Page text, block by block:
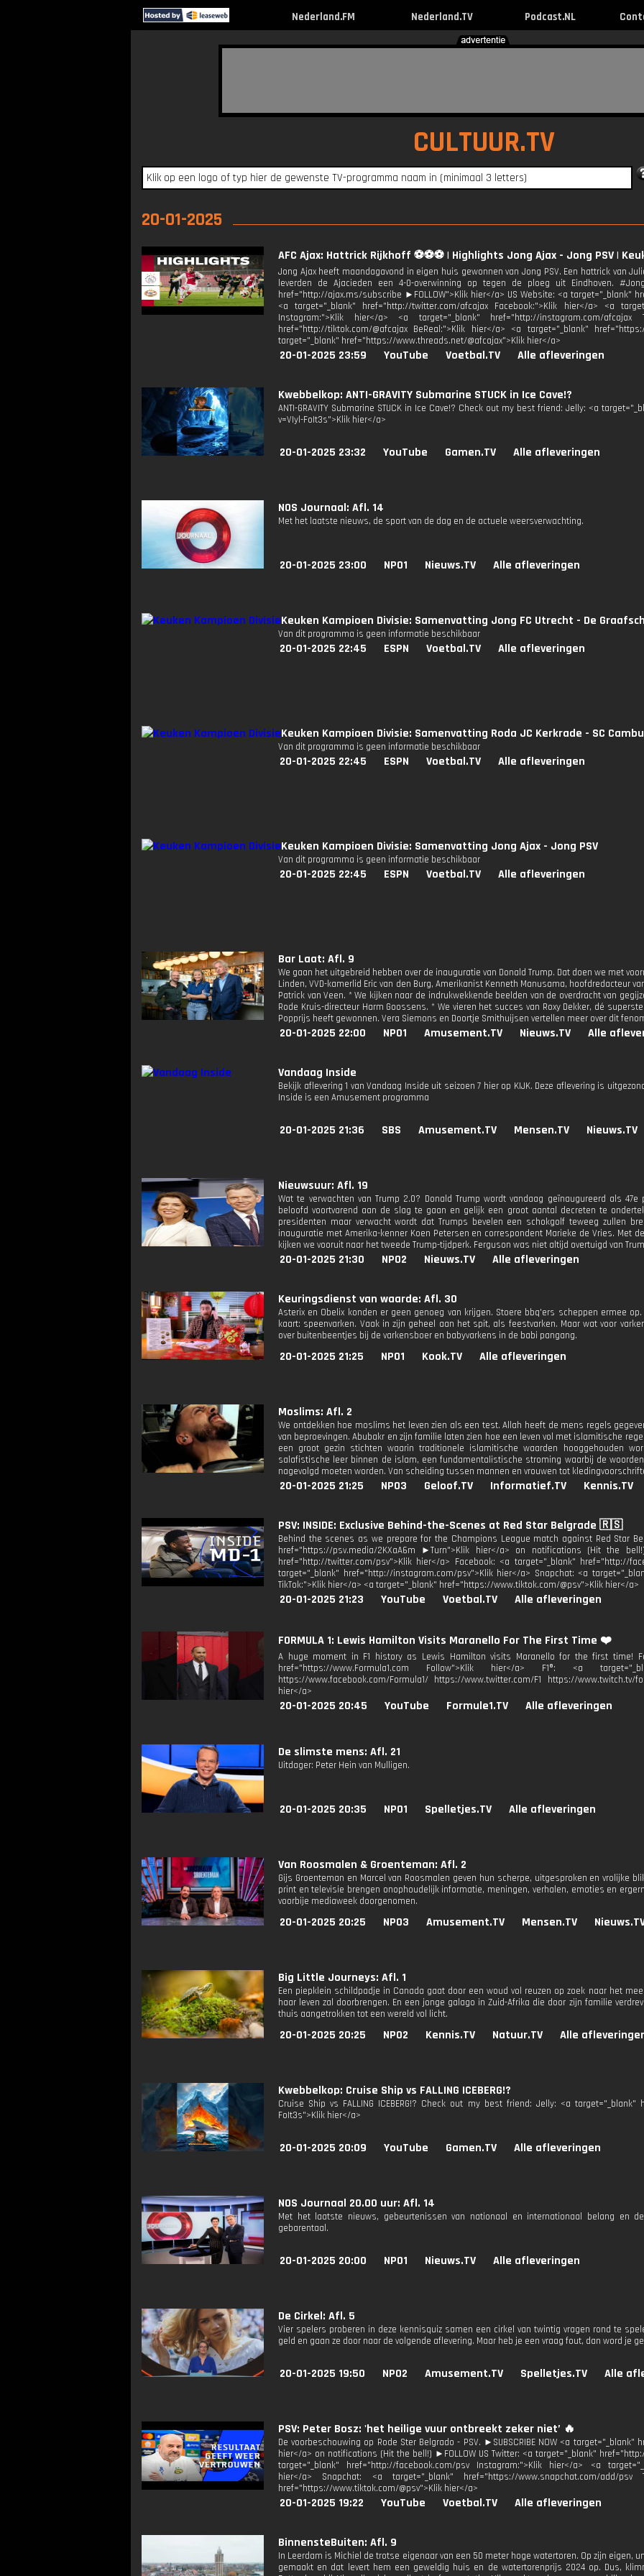
Nederland.FM Nederland.TV Podcast.NL
CULTUUR.TV
20-01-2025
AFC Ajax: Hattrick Rijkhoff ⚽⚽⚽ | Highlights Jong Ajax - Jong PSV |
Jong Ajax heeft maandagavond in eigen huis gewonnen van Jong PSV. Een hattrick van
leverden de Ajacieden een 4-0-overwinning op tegen de ploeg uit Eindhoven.
href="http://ajax.ms/subscribe ►FOLLOW">Klik hier</a> US Website: <a target="_blank"
<a target="_blank" href="http://twitter.com/afcajax Facebook:">Klik hier</a> <a
Instagram:">Klik hier</a> <a target="_blank" href="http://instagram.com/afcajax
href="http://tiktok.com/@afcajax BeReal:">Klik hier</a> <a target="_blank"
target="_blank" href="https://www.threads.net/@afcajax">Klik hier</a>
20-01-2025 23:59 YouTube Voetbal.TV Alle afleveringen
Kwebbelkop: ANTI-GRAVITY Submarine STUCK in Ice Cave!?
ANTI-GRAVITY Submarine STUCK in Ice Cave!? Check out my best friend: Jelly: <a
v=VIyl-FoIt3s">Klik hier</a>
20-01-2025 23:32 YouTube Gamen.TV Alle afleveringen
NOS Journaal: Afl. 14
Met het laatste nieuws, de sport van de dag en de actuele weersverwachting.
20-01-2025 23:00 NPO1 Nieuws.TV Alle afleveringen
Keuken Kampioen Divisie: Samenvatting Jong FC Utrecht - De
Van dit programma is geen informatie beschikbaar
20-01-2025 22:45 ESPN Voetbal.TV Alle afleveringen
Keuken Kampioen Divisie: Samenvatting Roda JC Kerkrade - SC
Van dit programma is geen informatie beschikbaar
20-01-2025 22:45 ESPN Voetbal.TV Alle afleveringen
Keuken Kampioen Divisie: Samenvatting Jong Ajax - Jong PSV
Van dit programma is geen informatie beschikbaar
20-01-2025 22:45 ESPN Voetbal.TV Alle afleveringen
Bar Laat: Afl. 9
We gaan het uitgebreid hebben over de inauguratie van Donald Trump. Dat doen we met
Linden, VVD-kamerlid Eric van den Burg, Amerikanist Kenneth Manusama, hoofdredacteur
Patrick van Veen. * We kijken naar de indrukwekkende beelden van de overdracht van
Rode Kruis-directeur Harm Goossens. * We vieren het succes van Roxy Dekker, dé
Popprijs heeft gewonnen. Vera Siemons en Doortje Smithuijsen vertellen meer over dit
20-01-2025 22:00 NPO1 Amusement.TV Nieuws.TV Alle
Vandaag Inside
Bekijk aflevering 1 van Vandaag Inside uit seizoen 7 hier op KIJK. Deze aflevering is
Inside is een Amusement programma
20-01-2025 21:36 SBS Amusement.TV Mensen.TV Nieuws.TV
Nieuwsuur: Afl. 19
Wat te verwachten van Trump 2.0? Donald Trump wordt vandaag geïnaugureerd als
beloofd voortvarend aan de slag te gaan en gelijk een groot aantal decreten te
presidenten maar verwacht wordt dat Trumps bevelen een schokgolf teweeg zullen
inauguratie met Amerika-kenner Koen Petersen en correspondent Marieke de Vries. Met
kijken we vooruit naar het tweede Trump-tijdperk. Ferguson was niet altijd overtuigd van
20-01-2025 21:30 NPO2 Nieuws.TV Alle afleveringen
Keuringsdienst van waarde: Afl. 30
Asterix en Obelix konden er geen genoeg van krijgen. Stoere bbq'ers scheppen ermee
kaart: speenvarken. Vaak in zijn geheel aan het spit, als feestvarken. Maar wat voor
over buitenbeentjes bij de varkensboer en babyvarkens in de babi pangang.
20-01-2025 21:25 NPO1 Kook.TV Alle afleveringen
Moslims: Afl. 2
We ontdekken hoe moslims het leven zien als een test. Allah heeft de mens regels
van beproevingen. Abubakr en zijn familie laten zien hoe een leven vol met islamitische
een groot gezin stichten waarin traditionele islamitische waarden hooggehouden
salafistische leer binnen de islam, een fundamentalistische stroming waarbij de
nagevolgd moeten worden. Van scheiding tussen mannen en vrouwen tot
20-01-2025 21:25 NPO3 Geloof.TV Informatief.TV Kennis.TV
PSV: INSIDE: Exclusive Behind-the-Scenes at Red Star Belgrade 🇷🇸
Behind the scenes as we prepare for the Champions League match against Red Star
href="https://psv.media/2KXaA6m ►Turn">Klik hier</a> on notifications (Hit the
href="http://twitter.com/psv">Klik hier</a> Facebook: <a target="_blank" href="http://
target="_blank" href="http://instagram.com/psv">Klik hier</a> Snapchat: <a
TikTok:">Klik hier</a> <a target="_blank" href="https://www.tiktok.com/@psv">Klik hier</a>
20-01-2025 21:23 YouTube Voetbal.TV Alle afleveringen
FORMULA 1: Lewis Hamilton Visits Maranello For The First Time ❤️
A huge moment in F1 history as Lewis Hamilton visits Maranello for the first time!
href="https://www.Formula1.com Follow">Klik hier</a> F1®: <a
https://www.facebook.com/Formula1/ https://www.twitter.com/F1 https://www.twitch.tv/
hier</a>
20-01-2025 20:45 YouTube Formule1.TV Alle afleveringen
De slimste mens: Afl. 21
Uitdager: Peter Hein van Mulligen.
20-01-2025 20:35 NPO1 Spelletjes.TV Alle afleveringen
Van Roosmalen & Groenteman: Afl. 2
Gijs Groenteman en Marcel van Roosmalen geven hun scherpe, uitgesproken en vrolijke
print en televisie brengen onophoudelijk informatie, meningen, verhalen, emoties en
voorbije mediaweek doorgenomen.
20-01-2025 20:25 NPO3 Amusement.TV Mensen.TV
Big Little Journeys: Afl. 1
Een piepklein schildpadje in Canada gaat door een woud vol reuzen op zoek naar het
haar leven zal doorbrengen. En een jonge galago in Zuid-Afrika die door zijn familie
thuis aangetrokken tot een wereld vol licht.
20-01-2025 20:25 NPO2 Kennis.TV Natuur.TV Alle
Kwebbelkop: Cruise Ship vs FALLING ICEBERG!?
Cruise Ship vs FALLING ICEBERG!? Check out my best friend: Jelly: <a target="_blank"
FoIt3s">Klik hier</a>
20-01-2025 20:09 YouTube Gamen.TV Alle afleveringen
NOS Journaal 20.00 uur: Afl. 14
Met het laatste nieuws, gebeurtenissen van nationaal en internationaal belang en
gebarentaal.
20-01-2025 20:00 NPO1 Nieuws.TV Alle afleveringen
De Cirkel: Afl. 5
Vier spelers proberen in deze kennisquiz samen een cirkel van twintig vragen rond te
geld en gaan ze door naar de volgende aflevering. Maar heb je een vraag fout, dan word je
20-01-2025 19:50 NPO2 Amusement.TV Spelletjes.TV Alle
PSV: Peter Bosz: 'het heilige vuur ontbreekt zeker niet’ 🔥
De voorbeschouwing op Rode Ster Belgrado - PSV. ►SUBSCRIBE NOW <a
hier</a> on notifications (Hit the bell!) ►FOLLOW US Twitter: <a target="_blank"
target="_blank" href="http://facebook.com/psv Instagram:">Klik hier</a> <a
hier</a> Snapchat: <a target="_blank" href="https://www.snapchat.com/add/psv
href="https://www.tiktok.com/@psv">Klik hier</a>
20-01-2025 19:22 YouTube Voetbal.TV Alle afleveringen
BinnensteBuiten: Afl. 9
In Leerdam is Michiel de trotse eigenaar van een 50 meter hoge watertoren. Op zijn eigen,
gemaakt en dat levert hem een geweldig huis en de watertorenprijs 2024 op. Dus,